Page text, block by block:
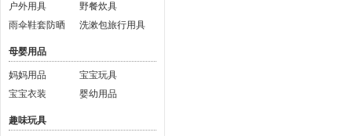
户外用具
野餐炊具
雨伞鞋套防晒
洗漱包旅行用具
母婴用品
妈妈用品
宝宝玩具
宝宝衣装
婴幼用品
趣味玩具